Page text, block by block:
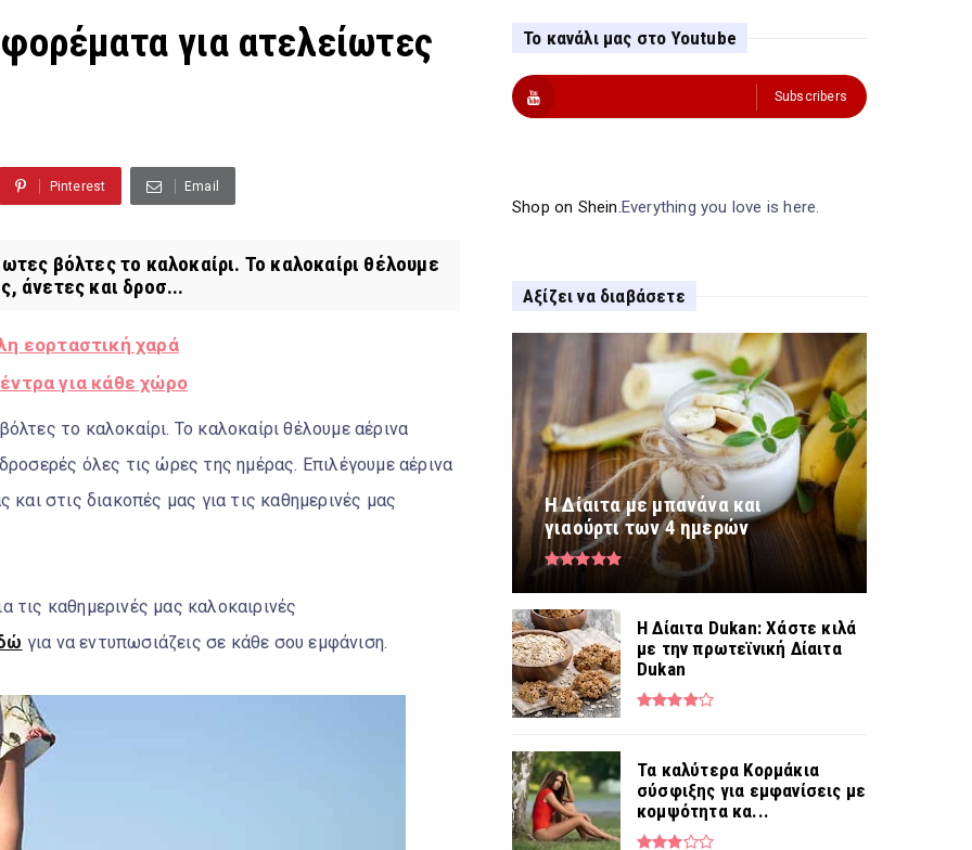
για ατελείωτες
Pinterest Email
βόλτες το καλοκαίρι. Το καλοκαίρι θέλουμε
άνετες και δροσ...
εορταστική χαρά
για κάθε χώρο
το καλοκαίρι. Το καλοκαίρι θέλουμε αέρινα
όλες τις ώρες της ημέρας. Επιλέγουμε αέρινα
στις διακοπές μας για τις καθημερινές μας
τις καθημερινές μας καλοκαιρινές
για να εντυπωσιάζεις σε κάθε σου εμφάνιση.
Το κανάλι μας στο Youtube
Subscribers
Shop on Shein.Everything you love is here.
Αξίζει να διαβάσετε
Η Δίαιτα με μπανάνα και
γιαούρτι των 4 ημερών
Η Δίαιτα Dukan: Χάστε κιλά
με την πρωτεϊνική Δίαιτα
Dukan
Τα καλύτερα Κορμάκια
σύσφιξης για εμφανίσεις με
κομψότητα κα...